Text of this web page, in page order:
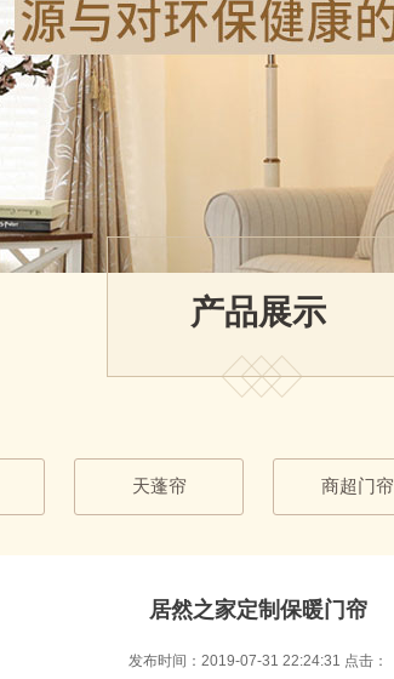
产品展示
天蓬帘 商超门帘
居然之家定制保暖门帘
发布时间：2019-07-31 22:24:31 点击：